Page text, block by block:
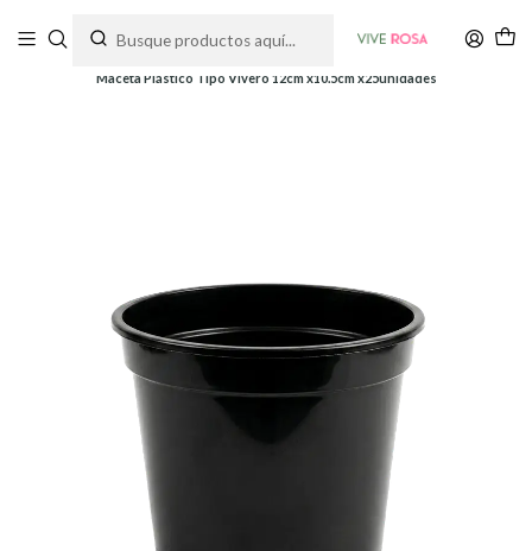
Maceta Plástico Tipo Vivero 12cm x10.5cm x25unidades